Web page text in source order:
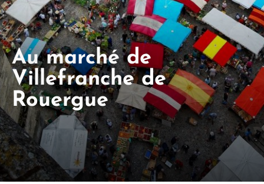
Au marché de
Villefranche de
Rouergue